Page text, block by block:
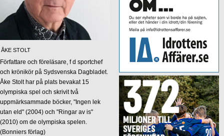
ÅKE STOLT
Författare och föreläsare, f d sportchef
och krönikör på Sydsvenska Dagbladet.
Åke Stolt har på plats bevakat 15
olympiska spel och skrivit två
uppmärksammade böcker, "Ingen lek
utan eld" (2004) och "Ringar av is"
(2010) om de olympiska spelen.
(Bonniers förlag)